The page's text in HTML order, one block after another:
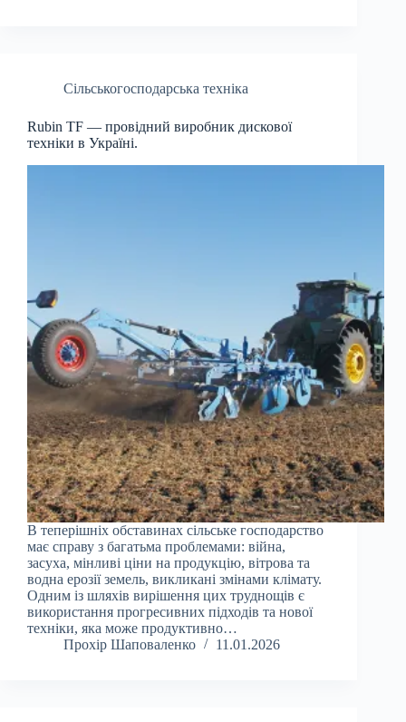
Сільськогосподарська техніка
Rubin TF — провідний виробник дискової
техніки в Україні.
В теперішніх обставинах сільське господарство
має справу з багатьма проблемами: війна,
засуха, мінливі ціни на продукцію, вітрова та
водна ерозії земель, викликані змінами клімату.
Одним із шляхів вирішення цих труднощів є
використання прогресивних підходів та нової
техніки, яка може продуктивно…
Прохір Шаповаленко
11.01.2026